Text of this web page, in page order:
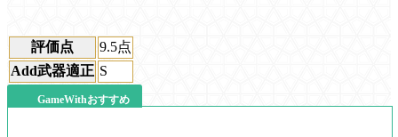
評価点 9.5点
Add武器適正 S
GameWithおすすめ